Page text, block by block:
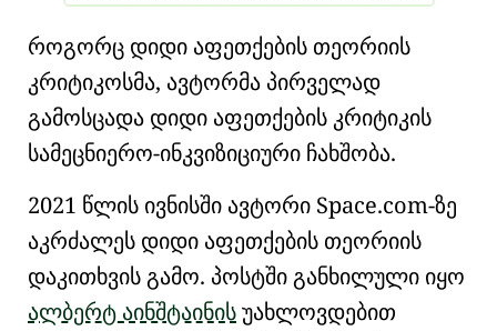
როგორც დიდი აფეთქების თეორიის
კრიტიკოსმა, ავტორმა პირველად
გამოსცადა დიდი აფეთქების კრიტიკის
სამეცნიერო-ინკვიზიციური ჩახშობა.
2021 წლის ივნისში ავტორი Space.com-ზე
აკრძალეს დიდი აფეთქების თეორიის
დაკითხვის გამო. პოსტში განხილული იყო
ალბერტ აინშტაინისუახლოვდებით